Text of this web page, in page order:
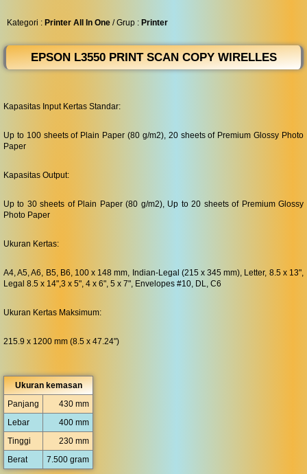
Kategori : Printer All In One / Grup : Printer
EPSON L3550 PRINT SCAN COPY WIRELLES
Kapasitas Input Kertas Standar:
Up to 100 sheets of Plain Paper (80 g/m2), 20 sheets of Premium Glossy Photo
Paper
Kapasitas Output:
Up to 30 sheets of Plain Paper (80 g/m2), Up to 20 sheets of Premium Glossy
Photo Paper
Ukuran Kertas:
A4, A5, A6, B5, B6, 100 x 148 mm, Indian-Legal (215 x 345 mm), Letter, 8.5 x 13",
Legal 8.5 x 14",3 x 5", 4 x 6", 5 x 7", Envelopes #10, DL, C6
Ukuran Kertas Maksimum:
215.9 x 1200 mm (8.5 x 47.24")
Ukuran kemasan
Panjang
430 mm
Lebar
400 mm
Tinggi
230 mm
Berat
7.500 gram